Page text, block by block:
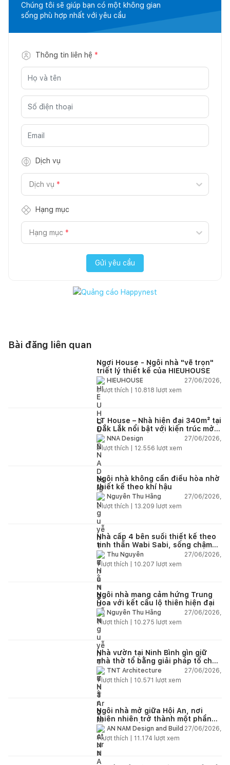
Chúng tôi sẽ giúp bạn có một không gian
sống phù hợp nhất với yêu cầu
Thông tin liên hệ *
Dịch vụ
Dịch vụ *
Hạng mục
Hạng mục *
Gửi yêu cầu
Bài đăng liên quan
Ngơi House - Ngôi nhà "vẽ trọn"
triết lý thiết kế của HIEUHOUSE
HIEUHOUSE
27/06/2026,
3lượt thích | 10.818 lượt xem
LT House – Nhà hiện đại 340m² tại
Đắk Lắk nổi bật với kiến trúc mở
và hệ sân vườn kết nối thiên
nhiên
NNA Design
27/06/2026,
3lượt thích | 12.556 lượt xem
Ngôi nhà không cần điều hòa nhờ
thiết kế theo khí hậu
Nguyễn Thu Hằng
27/06/2026,
2lượt thích | 13.209 lượt xem
Nhà cấp 4 bên suối thiết kế theo
tinh thần Wabi Sabi, sống chậm
giữa thiên nhiên
Thu Nguyễn
27/06/2026,
1lượt thích | 10.207 lượt xem
Ngôi nhà mang cảm hứng Trung
Hoa với kết cấu lộ thiên hiện đại
Nguyễn Thu Hằng
27/06/2026,
1lượt thích | 10.275 lượt xem
Nhà vườn tại Ninh Bình gìn giữ
nhà thờ tổ bằng giải pháp tổ chức
lại không gian
TNT Architecture
27/06/2026,
1lượt thích | 10.571 lượt xem
Ngôi nhà mở giữa Hội An, nơi
thiên nhiên trở thành một phần
của cuộc sống
AN NAM Design and Build 27/06/2026,
1lượt thích | 11.174 lượt xem